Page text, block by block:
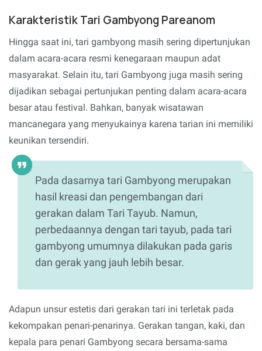
Karakteristik Tari Gambyong Pareanom
Hingga saat ini, tari gambyong masih sering dipertunjukan
dalam acara-acara resmi kenegaraan maupun adat
masyarakat. Selain itu, tari Gambyong juga masih sering
dijadikan sebagai pertunjukan penting dalam acara-acara
besar atau festival. Bahkan, banyak wisatawan
mancanegara yang menyukainya karena tarian ini memiliki
keunikan tersendiri.
Pada dasarnya tari Gambyong merupakan
hasil kreasi dan pengembangan dari
gerakan dalam Tari Tayub. Namun,
perbedaannya dengan tari tayub, pada tari
gambyong umumnya dilakukan pada garis
dan gerak yang jauh lebih besar.
Adapun unsur estetis dari gerakan tari ini terletak pada
kekompakan penari-penarinya. Gerakan tangan, kaki, dan
kepala para penari Gambyong secara bersama-sama